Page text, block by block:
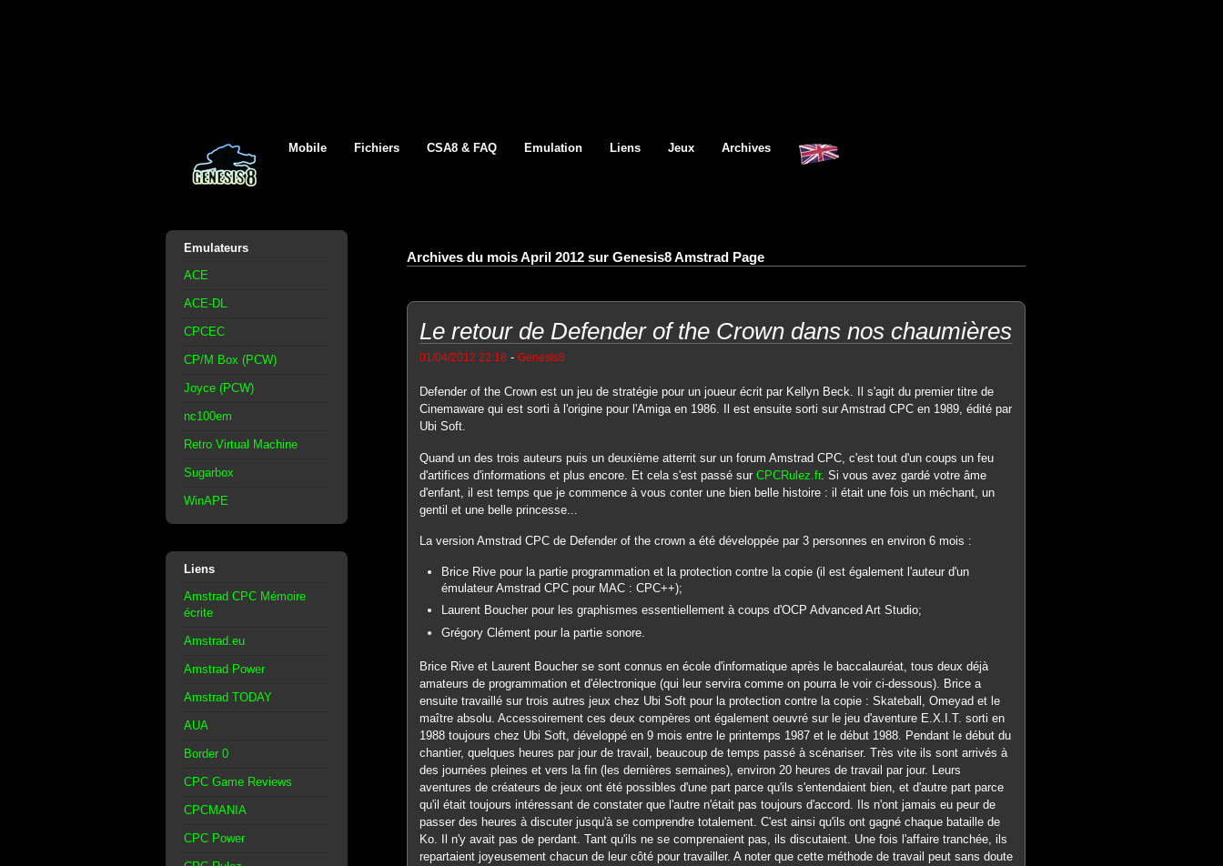
Mobile Fichiers CSA8 & FAQ Emulation Liens Jeux Archives
Emulateurs
ACE
ACE-DL
CPCEC
CP/M Box (PCW)
Joyce (PCW)
nc100em
Retro Virtual Machine
Sugarbox
WinAPE
Liens
Amstrad CPC Mémoire
écrite
Amstrad.eu
Amstrad Power
Amstrad TODAY
AUA
Border 0
CPC Game Reviews
CPCMANIA
CPC Power
Archives du mois April 2012 sur Genesis8 Amstrad Page
Le retour de Defender of the Crown dans nos chaumières
01/04/2012 22:18 - Genesis8
Defender of the Crown est un jeu de stratégie pour un joueur écrit par Kellyn Beck. Il s'agit du premier titre de
Cinemaware qui est sorti à l'origine pour l'Amiga en 1986. Il est ensuite sorti sur Amstrad CPC en 1989, édité par
Ubi Soft.
Quand un des trois auteurs puis un deuxième atterrit sur un forum Amstrad CPC, c'est tout d'un coups un feu
d'artifices d'informations et plus encore. Et cela s'est passé sur CPCRulez.fr. Si vous avez gardé votre âme
d'enfant, il est temps que je commence à vous conter une bien belle histoire : il était une fois un méchant, un
gentil et une belle princesse...
La version Amstrad CPC de Defender of the crown a été développée par 3 personnes en environ 6 mois :
Brice Rive pour la partie programmation et la protection contre la copie (il est également l'auteur d'un
émulateur Amstrad CPC pour MAC : CPC++);
Laurent Boucher pour les graphismes essentiellement à coups d'OCP Advanced Art Studio;
Grégory Clément pour la partie sonore.
Brice Rive et Laurent Boucher se sont connus en école d'informatique après le baccalauréat, tous deux déjà
amateurs de programmation et d'électronique (qui leur servira comme on pourra le voir ci-dessous). Brice a
ensuite travaillé sur trois autres jeux chez Ubi Soft pour la protection contre la copie : Skateball, Omeyad et le
maître absolu. Accessoirement ces deux compères ont également oeuvré sur le jeu d'aventure E.X.I.T. sorti en
1988 toujours chez Ubi Soft, développé en 9 mois entre le printemps 1987 et le début 1988. Pendant le début du
chantier, quelques heures par jour de travail, beaucoup de temps passé à scénariser. Très vite ils sont arrivés à
des journées pleines et vers la fin (les dernières semaines), environ 20 heures de travail par jour. Leurs
aventures de créateurs de jeux ont été possibles d'une part parce qu'ils s'entendaient bien, et d'autre part parce
qu'il était toujours intéressant de constater que l'autre n'était pas toujours d'accord. Ils n'ont jamais eu peur de
passer des heures à discuter jusqu'à se comprendre totalement. C'est ainsi qu'ils ont gagné chaque bataille de
Ko. Il n'y avait pas de perdant. Tant qu'ils ne se comprenaient pas, ils discutaient. Une fois l'affaire tranchée, ils
repartaient joyeusement chacun de leur côté pour travailler. A noter que cette méthode de travail peut sans doute